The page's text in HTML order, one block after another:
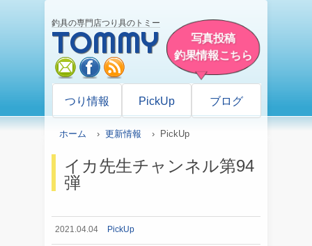
釣具の専門店つり具のトミー
TOMMY
mail facebook
写真投稿
釣果情報こちら
つり情報 PickUp ブログ
ホーム › 更新情報 › PickUp
イカ先生チャンネル第94
弾
2021.04.04 PickUp